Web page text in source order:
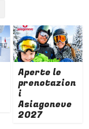
Aperte le
prenotazion
i
Asiagoneve
2027